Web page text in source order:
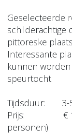
Geselecteerde
schilderachtige
pittoreske
Interessante
kunnen
speurtocht.
Tijdsduur: 3-
Prijs: € 15,-
personen)